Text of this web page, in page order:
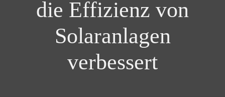
die Effizienz von
Solaranlagen
verbessert